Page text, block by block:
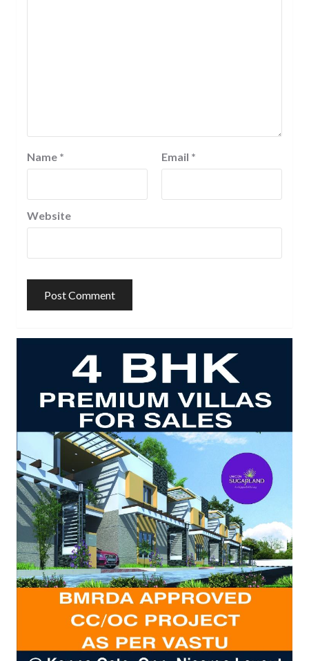
Name * Email *
Website